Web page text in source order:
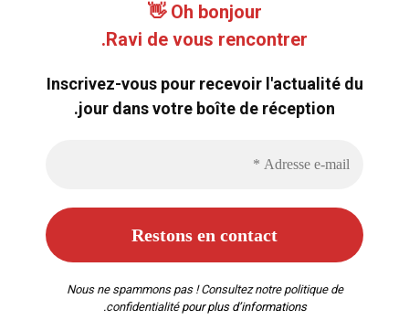
Oh bonjour 👋
Ravi de vous rencontrer.
Inscrivez-vous pour recevoir l'actualité du
jour dans votre boîte de réception.
Nous ne spammons pas ! Consultez notre politique de
confidentialitépour plus d’informations.